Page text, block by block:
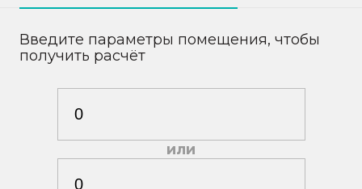
Введите параметры помещения, чтобы
получить расчёт
или